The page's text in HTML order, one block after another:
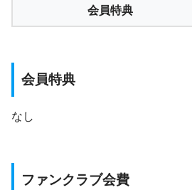
会員特典
会員特典
なし
ファンクラブ会費